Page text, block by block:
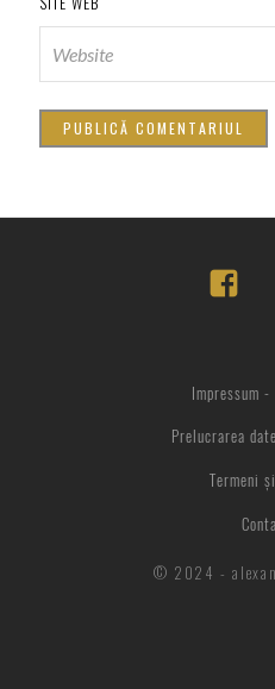
Prelucrarea
Impressum
© 2024 -
Termeni